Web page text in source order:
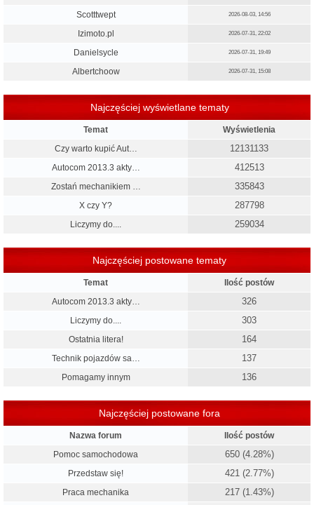
Scotttwept
2026-08-03, 14:56
Izimoto.pl 2026-07-31, 22:02
Danielsycle 2026-07-31, 19:49
Albertchoow 2026-07-31, 15:08
Najczęściej wyświetlane tematy
Temat
Wyświetlenia
Czy warto kupić Aut…
12131133
Autocom 2013.3 akty… 412513
Zostań mechanikiem … 335843
X czy Y? 287798
Liczymy do.... 259034
Najczęściej postowane tematy
Temat
Ilość postów
Autocom 2013.3 akty…
326
Liczymy do.... 303
Ostatnia litera! 164
Technik pojazdów sa… 137
Pomagamy innym 136
Najczęściej postowane fora
Nazwa forum
Ilość postów
Pomoc samochodowa
650 (4.28%)
Przedstaw się! 421 (2.77%)
Praca mechanika 217 (1.43%)